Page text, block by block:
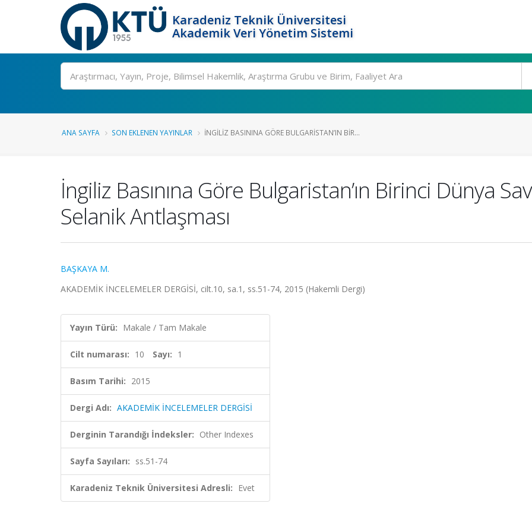
Karadeniz Teknik Üniversitesi
Akademik Veri Yönetim Sistemi
Ara
ANA SAYFA SON EKLENEN YAYINLAR İNGILIZ BASININA GÖRE BULGARISTAN’IN BIR...
İngiliz Basınına Göre Bulgaristan’ın Birinci Dünya
Selanik Antlaşması
BAŞKAYA M.
AKADEMİK İNCELEMELER DERGİSİ, cilt.10, sa.1, ss.51-74, 2015 (Hakemli Dergi)
Yayın Türü: Makale / Tam Makale
Cilt numarası: 10 Sayı: 1
Basım Tarihi: 2015
Dergi Adı: AKADEMİK İNCELEMELER DERGİSİ
Derginin Tarandığı İndeksler: Other Indexes
Sayfa Sayıları: ss.51-74
Karadeniz Teknik Üniversitesi Adresli: Evet